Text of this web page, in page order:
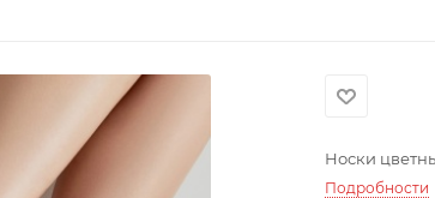
Носки
Подробности